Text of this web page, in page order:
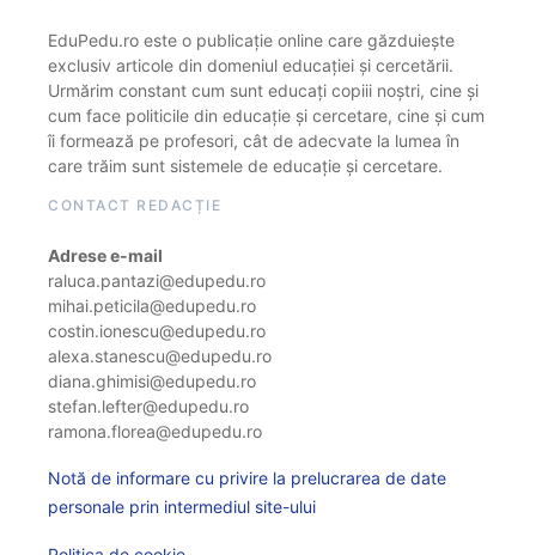
EduPedu.ro este o publicație online care găzduiește
exclusiv articole din domeniul educației și cercetării.
Urmărim constant cum sunt educați copiii noștri, cine și
cum face politicile din educație și cercetare, cine și cum
îi formează pe profesori, cât de adecvate la lumea în
care trăim sunt sistemele de educație și cercetare.
CONTACT REDACȚIE
Adrese e-mail
raluca.pantazi@edupedu.ro
mihai.peticila@edupedu.ro
costin.ionescu@edupedu.ro
alexa.stanescu@edupedu.ro
diana.ghimisi@edupedu.ro
stefan.lefter@edupedu.ro
ramona.florea@edupedu.ro
Notă de informare cu privire la prelucrarea de date
personale prin intermediul site-ului